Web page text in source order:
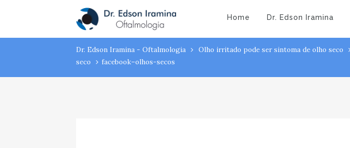
Atendimento: (43) 3323-3194
Home Dr. Edson Iramina
facebook–olhos-secos
Dr. Edson Iramina - Oftalmologia Olho irritado pode ser sintoma de olho seco
seco
facebook–olhos-secos